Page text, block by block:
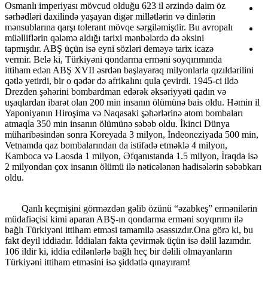
Osmanlı imperiyası mövcud olduğu 623 il ərzində daim öz
sərhədləri daxilində yaşayan digər millətlərin və dinlərin
mənsublarına qarşı tolerant mövqe sərgiləmişdir. Bu avropalı
müəlliflərin qələmə aldığı tarixi mənbələrdə də əksini
tapmışdır. ABŞ üçün isə eyni sözləri deməyə tarix icazə
vermir. Belə ki, Türkiyəni qondarma erməni soyqırımında
ittiham edən ABŞ XVII əsrdən başlayaraq milyonlarla qızıldərilini
qətlə yetirdi, bir o qədər də afrikalını qula çevirdi. 1945-ci ildə
Drezden şəhərini bombardman edərək əksəriyyəti qadın və
uşaqlardan ibarət olan 200 min insanın ölümünə bais oldu. Həmin il
Yaponiyanın Hiroşima və Naqasaki şəhərlərinə atom bombaları
atmaqla 350 min insanın ölümünə səbəb oldu. İkinci Dünya
müharibəsindən sonra Koreyada 3 milyon, İndeoneziyada 500 min,
Vetnamda qaz bombalarından da istifadə etməklə 4 milyon,
Kamboca və Laosda 1 milyon, Əfqanıstanda 1.5 milyon, İraqda isə
2 milyondan çox insanın ölümü ilə nəticələnən hadisələrin səbəbkarı
oldu.
Qanlı keçmişini görməzdən gəlib özünü “əzabkeş” ermənilərin
müdafiəçisi kimi aparan ABŞ-ın qondarma erməni soyqırımı ilə
bağlı Türkiyəni ittiham etməsi tamamilə əsassızdır.Ona görə ki, bu
fakt deyil iddiadır. İddiaları fakta çevirmək üçün isə dəlil lazımdır.
106 ildir ki, iddia edilənlərlə bağlı heç bir dəlili olmayanların
Türkiyəni ittiham etməsini isə şiddətlə qınayıram!